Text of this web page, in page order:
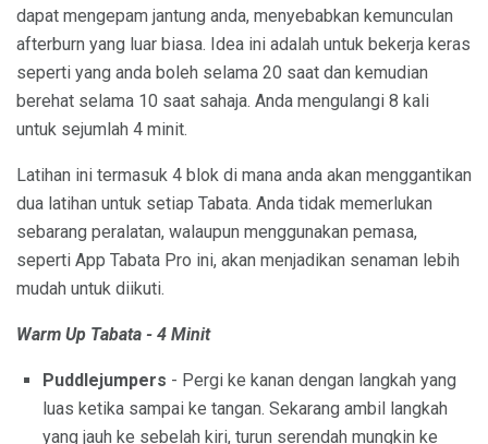
dapat mengepam jantung anda, menyebabkan kemunculan
afterburn yang luar biasa. Idea ini adalah untuk bekerja keras
seperti yang anda boleh selama 20 saat dan kemudian
berehat selama 10 saat sahaja. Anda mengulangi 8 kali
untuk sejumlah 4 minit.
Latihan ini termasuk 4 blok di mana anda akan menggantikan
dua latihan untuk setiap Tabata. Anda tidak memerlukan
sebarang peralatan, walaupun menggunakan pemasa,
seperti App Tabata Pro ini, akan menjadikan senaman lebih
mudah untuk diikuti.
Warm Up Tabata - 4 Minit
Puddlejumpers - Pergi ke kanan dengan langkah yang
luas ketika sampai ke tangan. Sekarang ambil langkah
yang jauh ke sebelah kiri, turun serendah mungkin ke